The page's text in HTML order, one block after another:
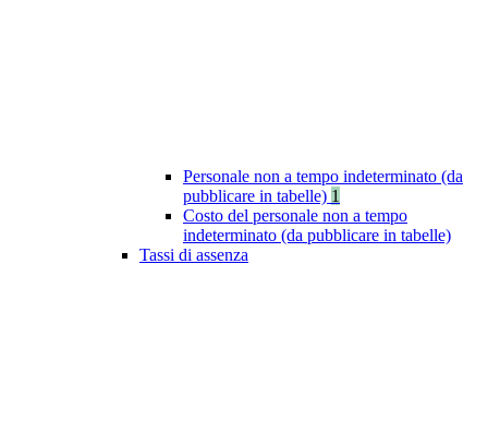
Personale non a tempo indeterminato (da
pubblicare in tabelle) 1
Costo del personale non a tempo
indeterminato (da pubblicare in tabelle)
Tassi di assenza